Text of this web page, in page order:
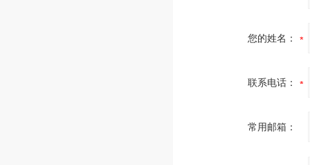
您的姓名：
联系电话：
常用邮箱：